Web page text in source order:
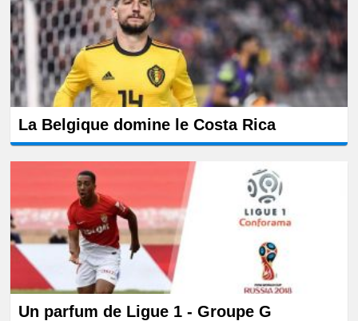
La Belgique domine le Costa Rica
Un parfum de Ligue 1 - Groupe G